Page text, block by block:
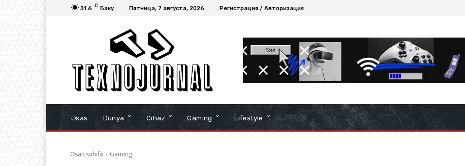
31.6 C Баку Пятница, 7 августа, 2026 Регистрация / Авторизация
Əsas Dünya Cihaz Gaming Lifestyle
Əsas səhifə Gaming